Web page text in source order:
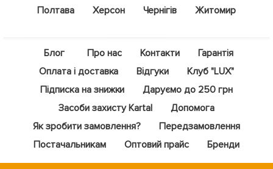
Полтава
Херсон Чернігів Житомир
Блог Про нас Контакти
Гарантія
Оплата і доставка
Відгуки
Клуб "LUX"
Підписка на знижки
Даруємо до 250 грн
Засоби захисту Kartal
Допомога
Як зробити замовлення?
Передзамовлення
Постачальникам
Оптовий прайс Бренди